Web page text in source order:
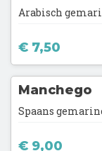
Arabisch
€ 7,50
Manchego
Spaans
€ 9,00